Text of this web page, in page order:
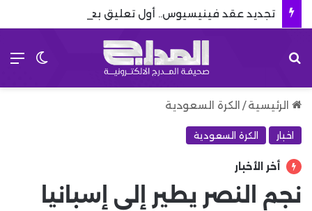
الرئيسية / الكرة السعودية
اخبار الكرة السعودية
أخر الأخبار
نجم النصر يطير إلى إسبانيا